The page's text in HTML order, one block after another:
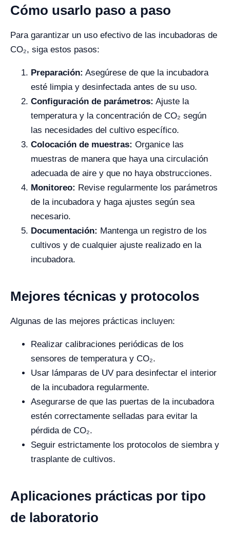
Cómo usarlo paso a paso
Para garantizar un uso efectivo de las incubadoras de
CO₂, siga estos pasos:
Preparación: Asegúrese de que la incubadora
esté limpia y desinfectada antes de su uso.
Configuración de parámetros: Ajuste la
temperatura y la concentración de CO₂ según
las necesidades del cultivo específico.
Colocación de muestras: Organice las
muestras de manera que haya una circulación
adecuada de aire y que no haya obstrucciones.
Monitoreo: Revise regularmente los parámetros
de la incubadora y haga ajustes según sea
necesario.
Documentación: Mantenga un registro de los
cultivos y de cualquier ajuste realizado en la
incubadora.
Mejores técnicas y protocolos
Algunas de las mejores prácticas incluyen:
Realizar calibraciones periódicas de los
sensores de temperatura y CO₂.
Usar lámparas de UV para desinfectar el interior
de la incubadora regularmente.
Asegurarse de que las puertas de la incubadora
estén correctamente selladas para evitar la
pérdida de CO₂.
Seguir estrictamente los protocolos de siembra y
trasplante de cultivos.
Aplicaciones prácticas por tipo
de laboratorio